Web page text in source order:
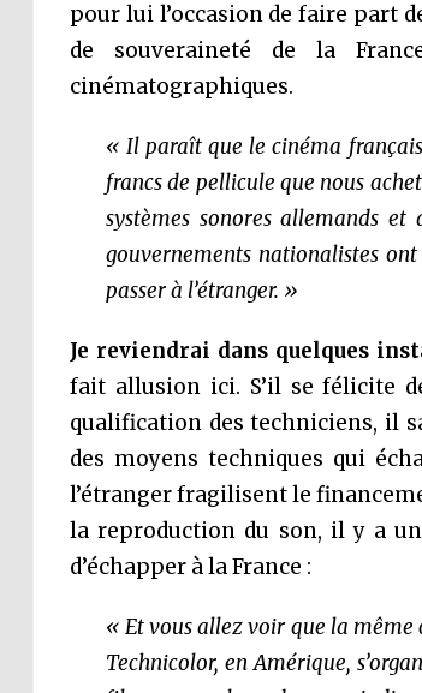
pour lui l’occasion de faire part
de souveraineté de la
cinématographiques.
« Il paraît que le cinéma
francs de pellicule que nous
systèmes sonores allemands
gouvernements nationalistes
passer à l’étranger. »
Je reviendrai dans quelques
fait allusion ici. S’il se félicite
qualification des techniciens, il
des moyens techniques qui
l’étranger fragilisent le
la reproduction du son, il y a
d’échapper à la France :
« Et vous allez voir que la même
Technicolor, en Amérique,